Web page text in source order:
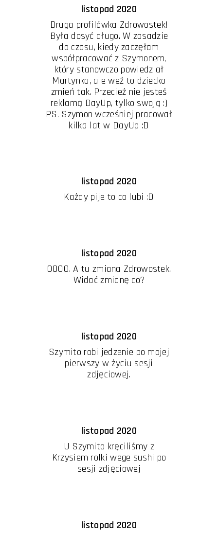
listopad 2020
Druga profilówka Zdrowostek!
Była dosyć długo. W zasadzie
do czasu, kiedy zaczęłam
współpracować z Szymonem,
który stanowczo powiedział
Martynka, ale weź to dziecko
zmień tak. Przecież nie jesteś
reklamą DayUp, tylko swoją :)
PS. Szymon wcześniej pracował
kilka lat w DayUp :D
listopad 2020
Każdy pije to co lubi :D
listopad 2020
OOOO. A tu zmiana Zdrowostek.
Widać zmianę co?
listopad 2020
Szymito robi jedzenie po mojej
pierwszy w życiu sesji
zdjęciowej.
listopad 2020
U Szymito kręciliśmy z
Krzysiem rolki wege sushi po
sesji zdjęciowej
listopad 2020